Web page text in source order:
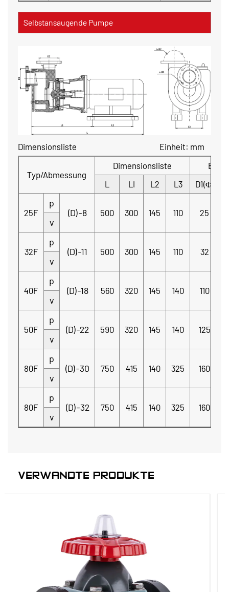
Selbstansaugende Pumpe
Dimensionsliste Einheit: mm
Typ/Abmessung
Dimensionsliste
L
LI L2 L3 D1(Φ)
25F
p
(D)-8
500 300 145 110 25
v
32F
p
(D)-11
500 300 145 110 32
v
40F
p
(D)-18
560 320 145 140 110
v
50F
p
(D)-22
590 320 145 140 125
v
80F
p
(D)-30
750 415 140 325 160
v
80F
p
(D)-32
750 415 140 325 160
v
VERWANDTE PRODUKTE